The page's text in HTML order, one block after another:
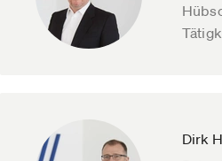
Dirk